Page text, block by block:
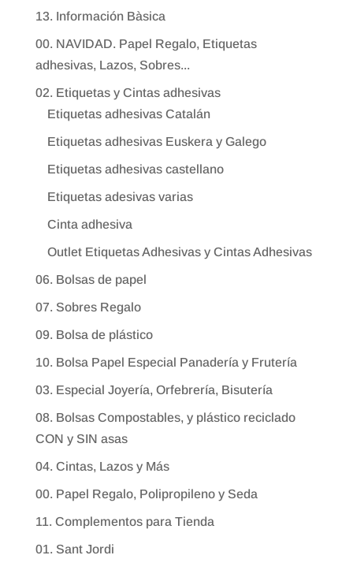
13. Información Bàsica
00. NAVIDAD. Papel Regalo, Etiquetas
adhesivas, Lazos, Sobres...
02. Etiquetas y Cintas adhesivas
Etiquetas adhesivas Catalán
Etiquetas adhesivas Euskera y Galego
Etiquetas adhesivas castellano
Etiquetas adesivas varias
Cinta adhesiva
Outlet Etiquetas Adhesivas y Cintas Adhesivas
06. Bolsas de papel
07. Sobres Regalo
09. Bolsa de plástico
10. Bolsa Papel Especial Panadería y Frutería
03. Especial Joyería, Orfebrería, Bisutería
08. Bolsas Compostables, y plástico reciclado
CON y SIN asas
04. Cintas, Lazos y Más
00. Papel Regalo, Polipropileno y Seda
11. Complementos para Tienda
01. Sant Jordi